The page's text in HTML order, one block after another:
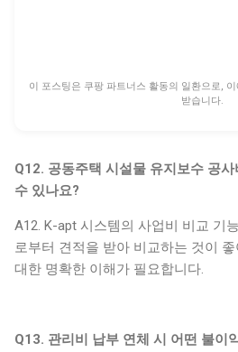
이 포스팅은 쿠팡 파트너스 활동의 일환으로,
받습니다.
Q12. 공동주택 시설물 유지보수 공
수 있나요?
A12. K-apt 시스템의 사업비 비교 기
로부터 견적을 받아 비교하는 것이 좋
대한 명확한 이해가 필요합니다.
Q13. 관리비 납부 연체 시 어떤 불이